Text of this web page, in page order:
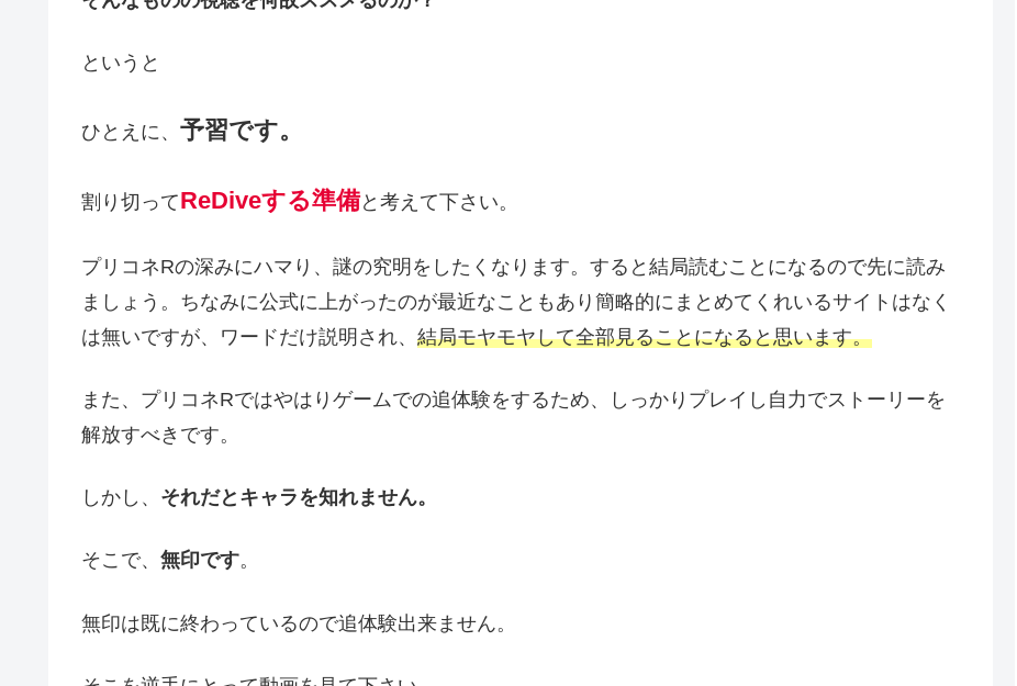
というと
ひとえに、 予習です。
割り切ってReDiveする準備と考えて下さい。
プリコネRの深みにハマり、謎の究明をしたくなります。すると結局読むことになるので先に読み
ましょう。ちなみに公式に上がったのが最近なこともあり簡略的にまとめてくれいるサイトはなく
は無いですが、ワードだけ説明され、 結局モヤモヤして全部見ることになると思います。
また、プリコネRではやはりゲームでの追体験をするため、しっかりプレイし自力でストーリーを
解放すべきです。
しかし、 それだとキャラを知れません。
そこで、 無印です。
無印は既に終わっているので追体験出来ません。